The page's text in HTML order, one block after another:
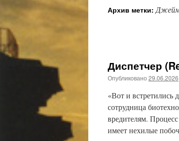
Архив метки:
Диспетчер
Опубликовано 29.06.2026
«Вот и встретились
сотрудница
вредителям.
имеет нехилые